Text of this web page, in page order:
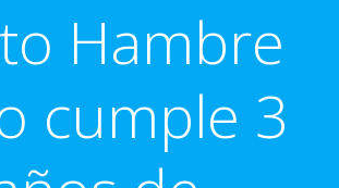
Hambre
cumple 3